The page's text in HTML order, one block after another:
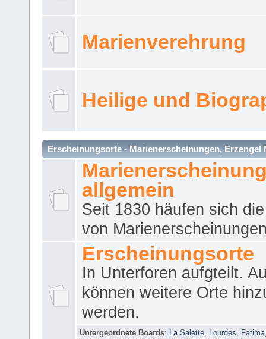
Marienverehrung
Heilige und
Erscheinungsorte - Marienerscheinungen, Erzengel
allgemein
Seit 1830 häufen sich
von
Erscheinungsorte
In Unterforen aufgteilt.
können weitere Orte
werden.
Untergeordnete Boards: La Salette Lourdes Fatima